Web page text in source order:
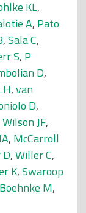
KL,
A, Pato
,Sala C,
S, P
D,
,van
D,
Wilson JF,
, McCarroll
,Willer C,
K,Swaroop
Boehnke M,